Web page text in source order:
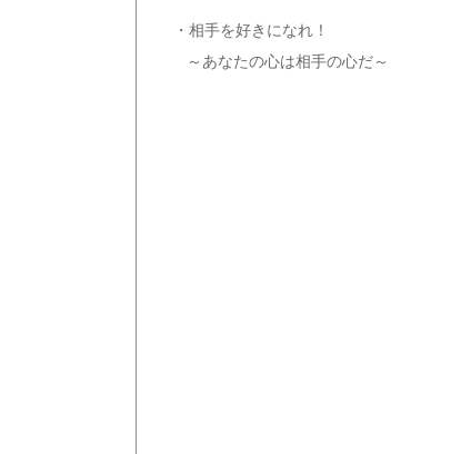
・相手を好きになれ！
～あなたの心は相手の心だ～